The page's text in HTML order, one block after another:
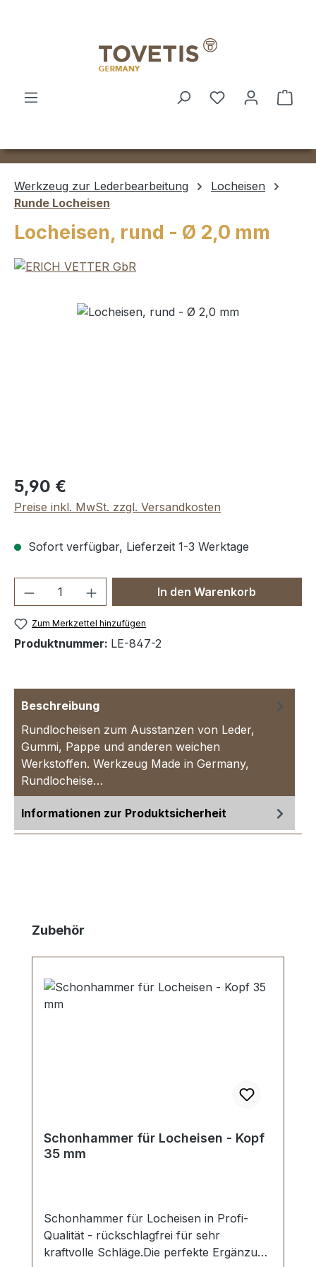
Werkzeug zur Lederbearbeitung
Locheisen
Runde Locheisen
Locheisen, rund - Ø 2,0 mm
Bildergalerie überspringen
Regulärer Preis:
5,90 €
Preise inkl. MwSt. zzgl. Versandkosten
Sofort verfügbar, Lieferzeit 1-3 Werktage
Produkt Anzahl: Gib denIn den Warenkorb
Zum Merkzettel hinzufügen
Produktnummer: LE-847-2
Beschreibung
Rundlocheisen zum Ausstanzen von Leder,
Gummi, Pappe und anderen weichen
Werkstoffen. Werkzeug Made in Germany,
Rundlocheise…
Informationen zur Produktsicherheit
Produktgalerie überspringen
Zubehör
Schonhammer für Locheisen - Kopf
35 mm
Schonhammer für Locheisen in Profi-
Qualität - rückschlagfrei für sehr
kraftvolle Schläge.Die perfekte Ergänzung